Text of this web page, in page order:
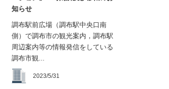
知らせ
調布駅前広場（調布駅中央口南
側）で調布市の観光案内，調布駅
周辺案内等の情報発信をしている
調布市観...
2023/5/31